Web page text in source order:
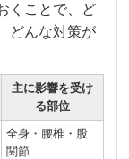
くことで、ど
どんな対策が
主に影響を受け
る部位
全身・腰椎・股
関節